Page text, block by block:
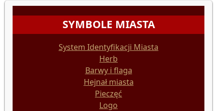
SYMBOLE MIASTA
System Identyfikacji Miasta
Herb
Barwy i flaga
Hejnał miasta
Pieczęć
Logo